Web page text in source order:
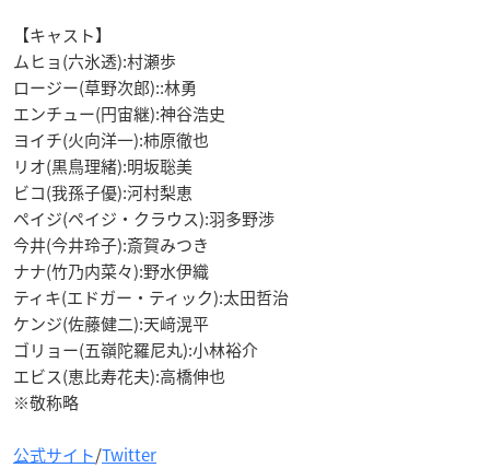
【キャスト】
ムヒョ(六氷透):村瀬歩
ロージー(草野次郎)::林勇
エンチュー(円宙継):神谷浩史
ヨイチ(火向洋一):柿原徹也
リオ(黒鳥理緒):明坂聡美
ビコ(我孫子優):河村梨恵
ペイジ(ペイジ・クラウス):羽多野渉
今井(今井玲子):斎賀みつき
ナナ(竹乃内菜々):野水伊織
ティキ(エドガー・ティック):太田哲治
ケンジ(佐藤健二):天﨑滉平
ゴリョー(五嶺陀羅尼丸):小林裕介
エビス(恵比寿花夫):高橋伸也
※敬称略
公式サイト/Twitter